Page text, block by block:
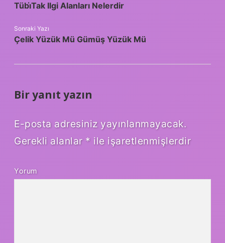
Tübi̇Tak Ilgi Alanları Nelerdir
Sonraki Yazı
Çelik Yüzük Mü Gümüş Yüzük Mü
Bir yanıt yazın
E-posta adresiniz yayınlanmayacak.
Gerekli alanlar * ile işaretlenmişlerdir
Yorum